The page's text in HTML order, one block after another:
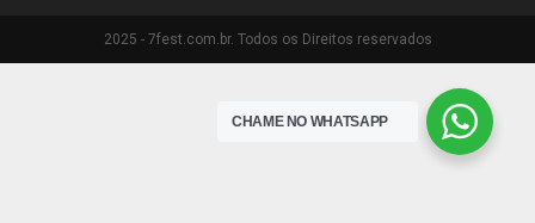
2025 - 7fest.com.br. Todos os Direitos reservados
CHAME NO WHATSAPP